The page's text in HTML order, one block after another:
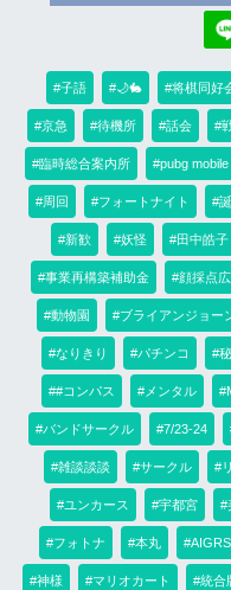
#子語 #🌙🐇 #将棋同好
#京急 #待機所 #話会 #
#臨時総合案内所 #pubg mobile
#周回 #フォートナイト #
#新歓 #妖怪 #田中皓子
#事業再構築補助金 #顔採点
#動物園 #ブライアンジョー
#なりきり #パチンコ #
##コンパス #メンタル
#バンドサークル #7/23-24
#雑談談談 #サークル #
#ユンカース #宇都宮 #
#フォトナ #本丸 #AIGRS
#神様 #マリオカート #統合